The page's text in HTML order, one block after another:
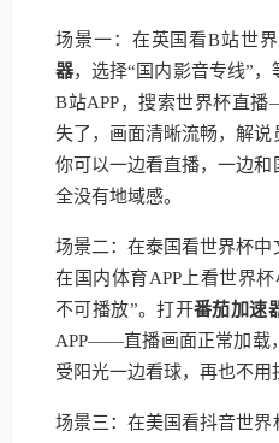
场景一：在英国看B站世
器，选择“国内影音专线”
B站APP，搜索世界杯直
失了，画面清晰流畅，解说
你可以一边看直播，一边
全没有地域感。
场景二：在泰国看世界杯
在国内体育APP上看世界
不可播放”。打开番茄加速
APP——直播画面正常加载
受阳光一边看球，再也不用
场景三：在美国看抖音世界